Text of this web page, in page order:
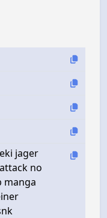
jager
no
manga